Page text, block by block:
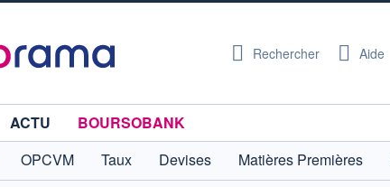
Rechercher Aide
ACTU
BOURSOBANK
OPCVM Taux Devises Matières Premières